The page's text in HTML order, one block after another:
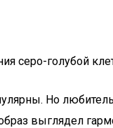
серо-голубой
Но
выглядел